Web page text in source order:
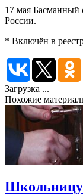
17 мая Басманный
России.
* Включён в
Загрузка ...
Похожие
Школьницу